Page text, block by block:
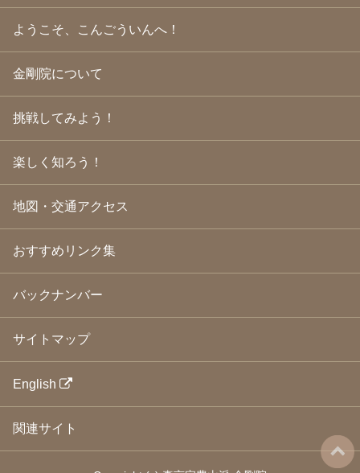
2009年10月(20)
2009年9月 (20)
2009年6月(22)
2009年5月(20)
2009年4月
(24)
2009年3月(21)
2009年2月(19)
2009年1月(25)
2008年10月
(31)
2008年9月(24)
2008年8月(24)
2008年5月(21)
(24)
2008年2月 (21)
2008年1月(23)
2007年12月
2007年9月
2007年8月(26)
ようこそ、こんごういんへ！
金剛院について
挑戦してみよう！
楽しく知ろう！
地図・交通アクセス
おすすめリンク集
バックナンバー
サイトマップ
English
関連サイト